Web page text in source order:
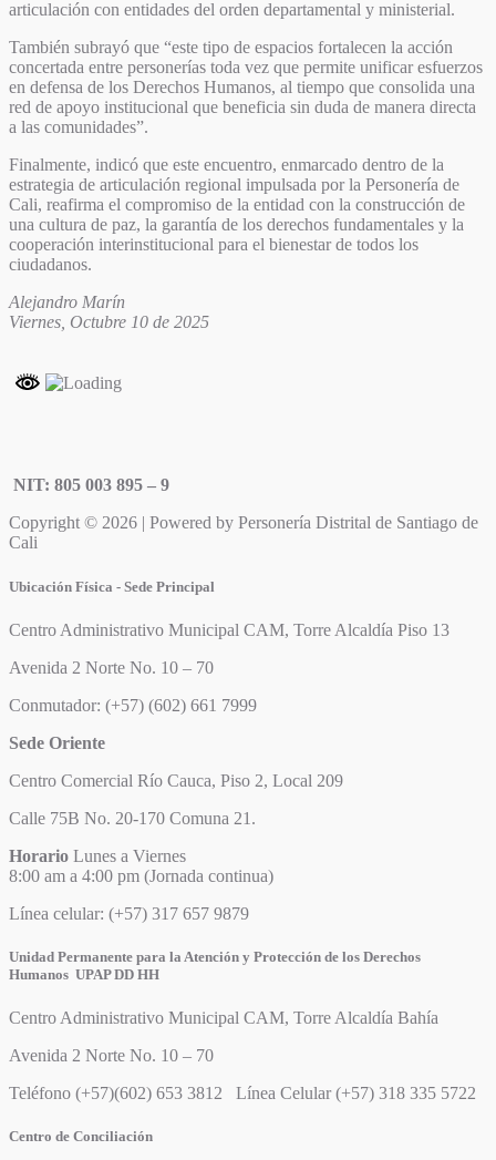
articulación con entidades del orden departamental y ministerial.
También subrayó que “este tipo de espacios fortalecen la acción
concertada entre personerías toda vez que permite unificar esfuerzos
en defensa de los Derechos Humanos, al tiempo que consolida una
red de apoyo institucional que beneficia sin duda de manera directa
a las comunidades”.
Finalmente, indicó que este encuentro, enmarcado dentro de la
estrategia de articulación regional impulsada por la Personería de
Cali, reafirma el compromiso de la entidad con la construcción de
una cultura de paz, la garantía de los derechos fundamentales y la
cooperación interinstitucional para el bienestar de todos los
ciudadanos.
Alejandro Marín
Viernes, Octubre 10 de 2025
NIT: 805 003 895 – 9
Copyright © 2026 | Powered by Personería Distrital de Santiago de
Cali
Ubicación Física - Sede Principal
Centro Administrativo Municipal CAM, Torre Alcaldía Piso 13
Avenida 2 Norte No. 10 – 70
Conmutador: (+57) (602) 661 7999
Sede Oriente
Centro Comercial Río Cauca, Piso 2, Local 209
Calle 75B No. 20-170 Comuna 21.
Horario Lunes a Viernes
8:00 am a 4:00 pm (Jornada continua)
Línea celular: (+57) 317 657 9879
Unidad Permanente para la Atención y Protección de los Derechos
Humanos UPAP DD HH
Centro Administrativo Municipal CAM, Torre Alcaldía Bahía
Avenida 2 Norte No. 10 – 70
Teléfono (+57)(602) 653 3812 Línea Celular (+57) 318 335 5722
Centro de Conciliación